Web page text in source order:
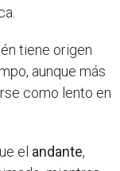
tiene origen
aunque más
como lento en
el andante,